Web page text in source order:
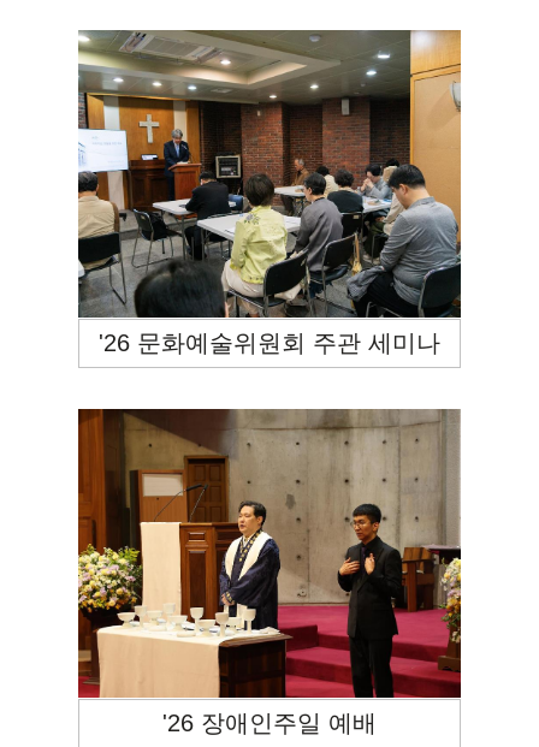
'26 문화예술위원회 주관 세미나
'26 장애인주일 예배